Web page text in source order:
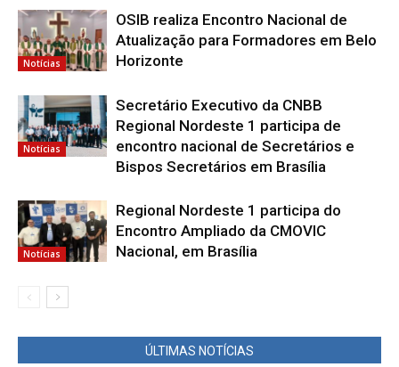
Notícias
OSIB realiza Encontro Nacional de
Atualização para Formadores em Belo
Horizonte
Notícias
Secretário Executivo da CNBB
Regional Nordeste 1 participa de
encontro nacional de Secretários e
Bispos Secretários em Brasília
Notícias
Regional Nordeste 1 participa do
Encontro Ampliado da CMOVIC
Nacional, em Brasília
ÚLTIMAS NOTÍCIAS